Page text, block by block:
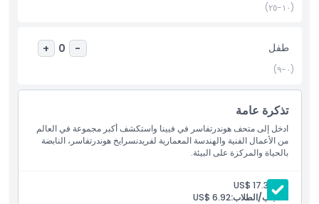
ساعات العمل
الموقع
(١٠-٢٥)
طفل -
0
+
(٠-٩)
تذكرة عامة
ادخل إلى متحف هوندرتفاسر في فيينا واستكشف أكبر مجموعة في العالم
من الأعمال الفنية والهندسة المعمارية لفريدنسرايخ هوندرتفاسر، النابضة
بالحياة والمركزة على البيئة.
بالغ:
US$ 17.30
الشباب/الطلاب:US$ 6.92